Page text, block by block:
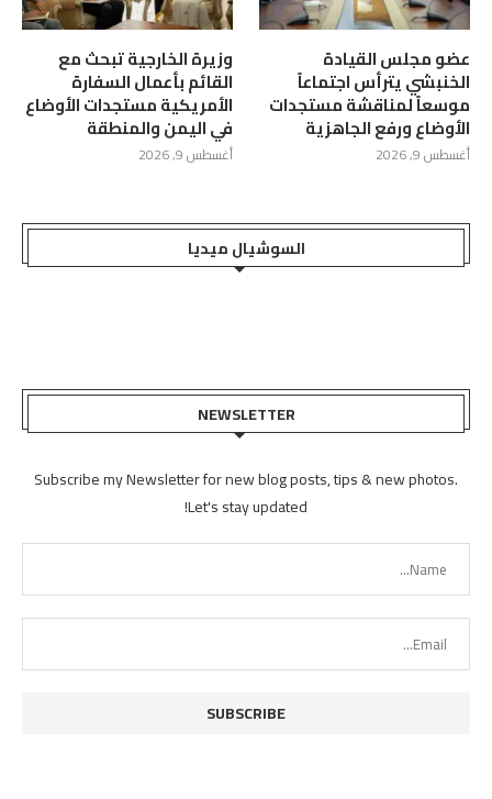
عضو مجلس القيادة
الخنبشي يترأس اجتماعاً
موسعاً لمناقشة مستجدات
الأوضاع ورفع الجاهزية
أغسطس 9, 2026
وزيرة الخارجية تبحث مع
القائم بأعمال السفارة
الأمريكية مستجدات الأوضاع
في اليمن والمنطقة
أغسطس 9, 2026
السوشيال ميديا
NEWSLETTER
Subscribe my Newsletter for new blog posts, tips & new photos.
Let's stay updated!